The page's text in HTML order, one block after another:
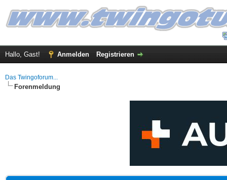
Hallo, Gast! Anmelden Registrieren
Das Twingoforum...
Forenmeldung